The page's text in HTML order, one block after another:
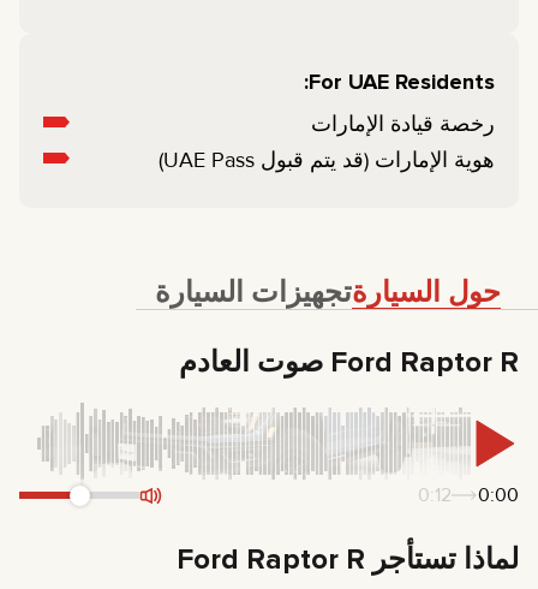
For UAE Residents:
رخصة قيادة الإمارات
هوية الإمارات (قد يتم قبول UAE Pass)
حول السيارةتجهيزات السيارة
Ford Raptor R صوت العادم
0:00
0:12
لماذا تستأجر Ford Raptor R